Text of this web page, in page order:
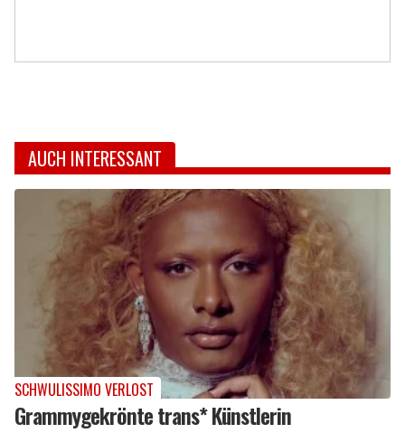
AUCH INTERESSANT
SCHWULISSIMO VERLOST
Grammygekrönte trans* Künstlerin